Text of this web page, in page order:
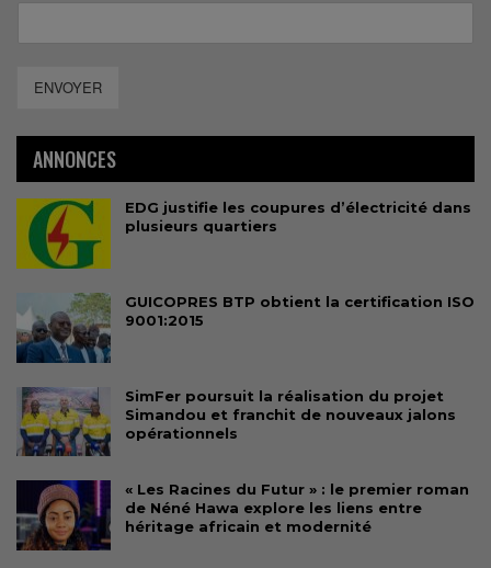
ENVOYER
ANNONCES
EDG justifie les coupures d’électricité dans
plusieurs quartiers
GUICOPRES BTP obtient la certification ISO
9001:2015
SimFer poursuit la réalisation du projet
Simandou et franchit de nouveaux jalons
opérationnels
« Les Racines du Futur » : le premier roman
de Néné Hawa explore les liens entre
héritage africain et modernité